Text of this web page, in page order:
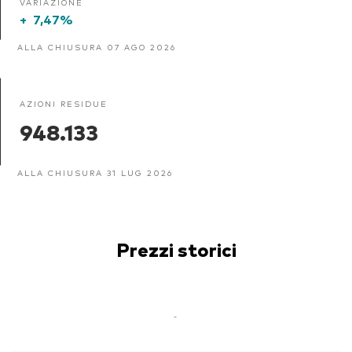
+ 7,47%
ALLA CHIUSURA 07 AGO 2026
AZIONI RESIDUE
948.133
ALLA CHIUSURA 31 LUG 2026
Prezzi storici
-